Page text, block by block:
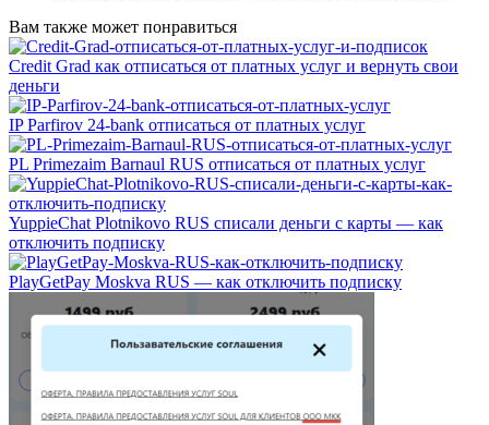
Вам также может понравиться
Credit Grad как отписаться от платных услуг и вернуть свои
деньги
IP Parfirov 24-bank отписаться от платных услуг
PL Primezaim Barnaul RUS отписаться от платных услуг
YuppieChat Plotnikovo RUS списали деньги с карты — как
отключить подписку
PlayGetPay Moskva RUS — как отключить подписку